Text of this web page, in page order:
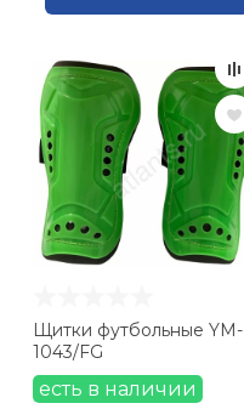
Щитки футбольные YM-
1043/FG
есть в наличии